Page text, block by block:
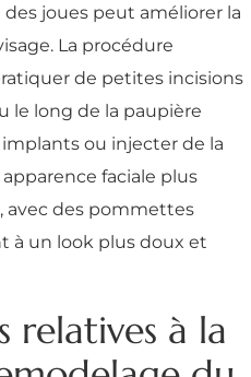
joues peut améliorer la
La procédure
de petites incisions
le long de la paupière
ou injecter de la
faciale plus
avec des pommettes
à un look plus doux et
relatives à la